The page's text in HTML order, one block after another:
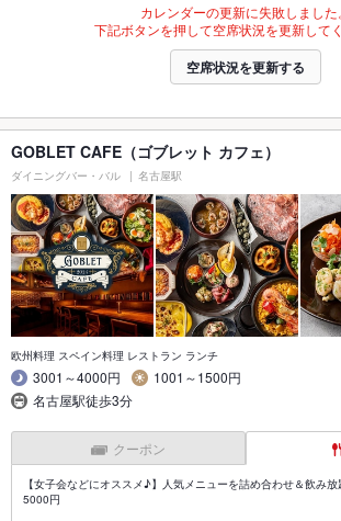
カレンダーの更新に失敗しました。
下記ボタンを押して空席状況を更新してく
空席状況を更新する
GOBLET CAFE（ゴブレット カフェ）
ダイニングバー・バル 名古屋駅
欧州料理 スペイン料理 レストラン ランチ
3001～4000円
1001～1500円
名古屋駅徒歩3分
クーポン
【女子会などにオススメ♪】人気メニューを詰め合わせ＆飲み
5000円